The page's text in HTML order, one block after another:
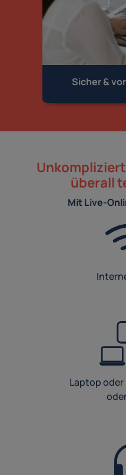
Sicher &
überall
Mit Live-
Laptop